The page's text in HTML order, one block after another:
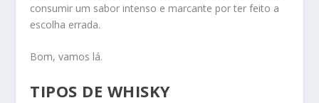
consumir um sabor intenso e marcante por ter feito a
escolha errada.
Bom, vamos lá.
TIPOS DE WHISKY